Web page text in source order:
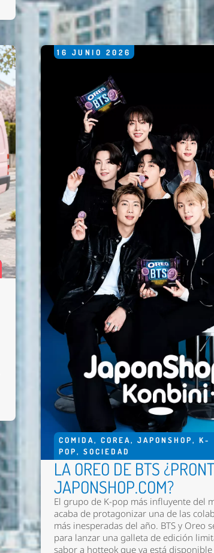
16 JUNIO 2026
COMIDA, COREA, JAPONSHOP, K-
POP, SOCIEDAD
LA OREO DE BTS
JAPONSHOP.COM?
El grupo de K-pop más influyente del
acaba de protagonizar una de las
más inesperadas del año. BTS y Oreo
para lanzar una galleta de edición
sabor a hotteok que ya está